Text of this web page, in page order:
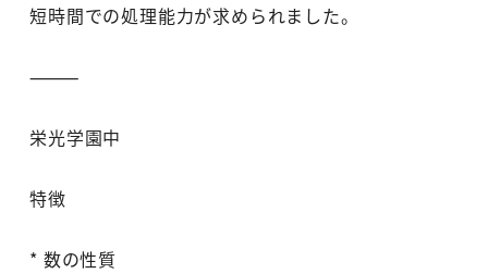
短時間での処理能力が求められました。
⸻
栄光学園中
特徴
* 数の性質